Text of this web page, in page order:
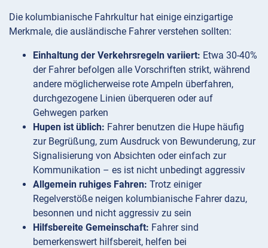
Die kolumbianische Fahrkultur hat einige einzigartige
Merkmale, die ausländische Fahrer verstehen sollten:
Einhaltung der Verkehrsregeln variiert: Etwa 30-40%
der Fahrer befolgen alle Vorschriften strikt, während
andere möglicherweise rote Ampeln überfahren,
durchgezogene Linien überqueren oder auf
Gehwegen parken
Hupen ist üblich: Fahrer benutzen die Hupe häufig
zur Begrüßung, zum Ausdruck von Bewunderung, zur
Signalisierung von Absichten oder einfach zur
Kommunikation – es ist nicht unbedingt aggressiv
Allgemein ruhiges Fahren: Trotz einiger
Regelverstöße neigen kolumbianische Fahrer dazu,
besonnen und nicht aggressiv zu sein
Hilfsbereite Gemeinschaft: Fahrer sind
bemerkenswert hilfsbereit, helfen bei